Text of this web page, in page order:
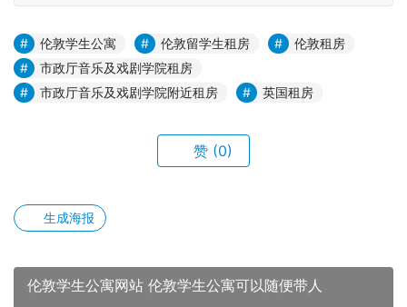
伦敦学生公寓 伦敦留学生租房
伦敦租房
市政厅音乐及戏剧学院租房
市政厅音乐及戏剧学院附近租房
英国租房
赞 (0)
生成海报
伦敦学生公寓网站 伦敦学生公寓可以随便带人